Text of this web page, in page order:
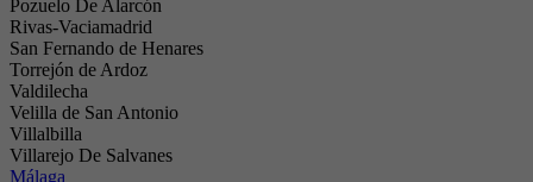
Pozuelo De Alarcón
Rivas-Vaciamadrid
San Fernando de Henares
Torrejón de Ardoz
Valdilecha
Velilla de San Antonio
Villalbilla
Villarejo De Salvanes
Málaga